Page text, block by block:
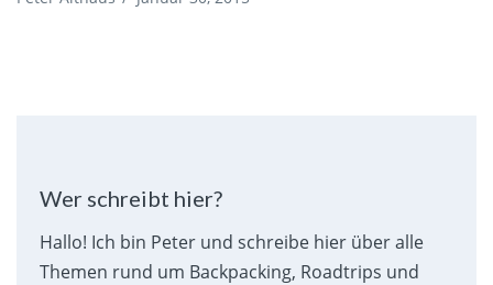
Wer schreibt hier?
Hallo! Ich bin Peter und schreibe hier über alle
Themen rund um Backpacking, Roadtrips und